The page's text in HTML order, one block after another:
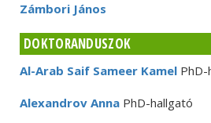
Zámbori János
DOKTORANDUSZOK
Al-Arab Saif Sameer Kamel
Alexandrov Anna PhD-hallgató